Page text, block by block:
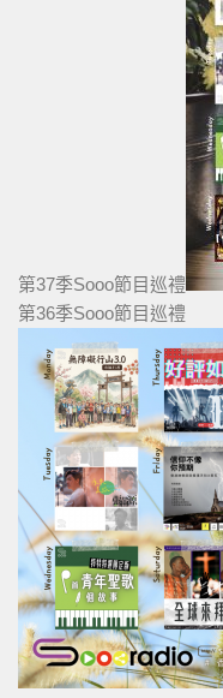
第37季Sooo節目巡禮
第36季Sooo節目巡禮